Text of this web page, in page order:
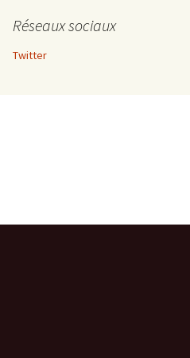
Réseaux sociaux
Twitter